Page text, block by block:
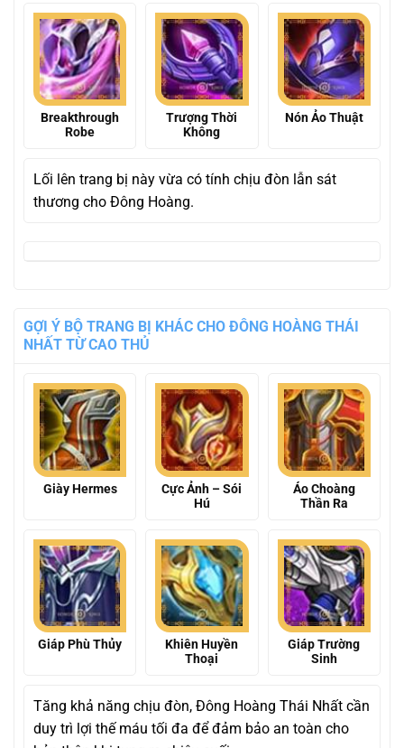
Breakthrough
Robe
Trượng Thời
Không
Nón Ảo Thuật
Lối lên trang bị này vừa có tính chịu đòn lẫn sát
thương cho Đông Hoàng.
GỢI Ý BỘ TRANG BỊ KHÁC CHO ĐÔNG HOÀNG THÁI
NHẤT TỪ CAO THỦ
Giày Hermes
Cực Ảnh – Sói
Hú
Áo Choàng
Thần Ra
Giáp Phù Thủy
Khiên Huyền
Thoại
Giáp Trường
Sinh
Tăng khả năng chịu đòn, Đông Hoàng Thái Nhất cần
duy trì lợi thế máu tối đa để đảm bảo an toàn cho